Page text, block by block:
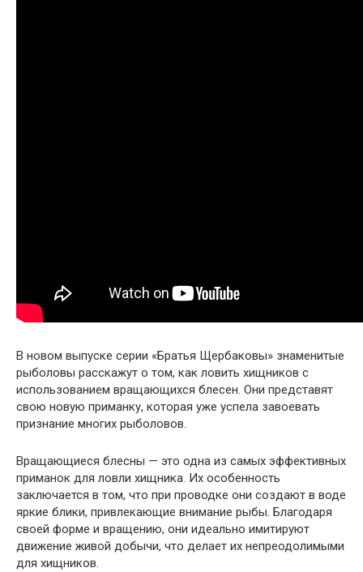
В новом выпуске серии «Братья Щербаковы» знаменитые
рыболовы расскажут о том, как ловить хищников с
использованием вращающихся блесен. Они представят
свою новую приманку, которая уже успела завоевать
признание многих рыболовов.
Вращающиеся блесны — это одна из самых эффективных
приманок для ловли хищника. Их особенность
заключается в том, что при проводке они создают в воде
яркие блики, привлекающие внимание рыбы. Благодаря
своей форме и вращению, они идеально имитируют
движение живой добычи, что делает их непреодолимыми
для хищников.